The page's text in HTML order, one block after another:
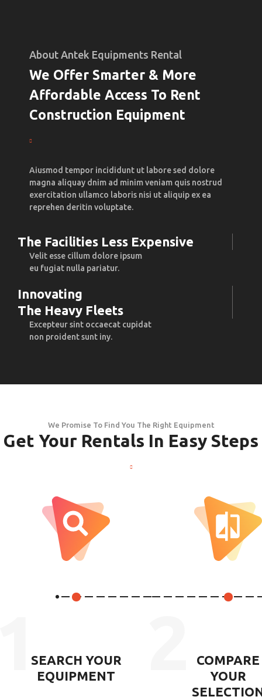
About Antek Equipments Rental
We Offer Smarter & More
Affordable Access To Rent
Construction Equipment
Aiusmod tempor incididunt ut labore sed dolore
magna aliquay dnim ad minim veniam quis nostrud
exercitation ullamco laboris nisi ut aliquip ex ea
reprehen deritin voluptate.
The Facilities Less Expensive
Velit esse cillum dolore ipsum
eu fugiat nulla pariatur.
Innovating
The Heavy Fleets
Excepteur sint occaecat cupidat
non proident sunt iny.
We Promise To Find You The Right Equipment
Get Your Rentals In Easy Steps
SEARCH YOUR
EQUIPMENT
COMPARE
YOUR